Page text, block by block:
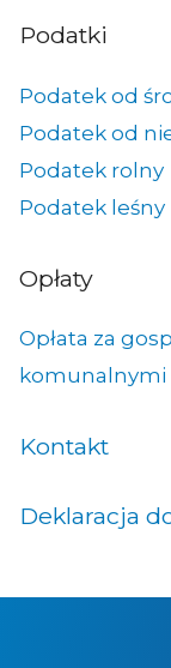
Podatki
Podatek od
Podatek od
Podatek rolny
Podatek leśny
Opłaty
Opłata za
komunalnymi
Kontakt
Deklaracja